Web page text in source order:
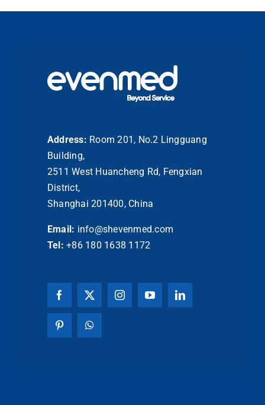
Address: Room 201, No.2 Lingguang
Building,
2511 West Huancheng Rd, Fengxian
District,
Shanghai 201400, China
Email: info@shevenmed.com
Tel: +86 180 1638 1172